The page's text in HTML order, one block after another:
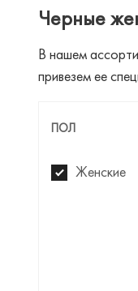
Черные
В нашем
привезем ее
ПОЛ
Женские